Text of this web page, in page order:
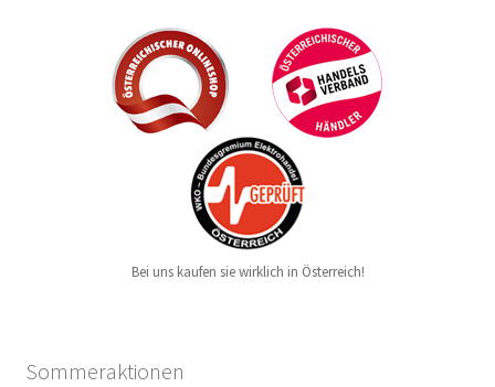
Bei uns kaufen sie wirklich in Österreich!
Sommeraktionen